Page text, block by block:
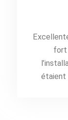
fort
étaient